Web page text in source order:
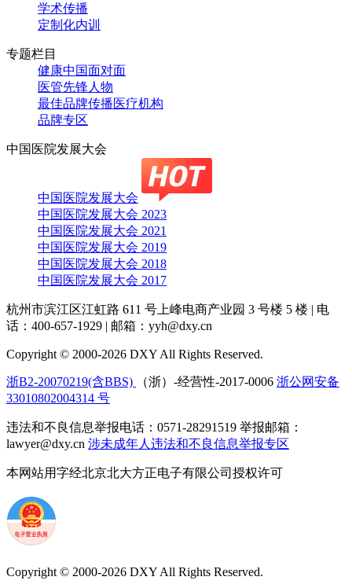
学术传播
定制化内训
专题栏目
健康中国面对面
医管先锋人物
最佳品牌传播医疗机构
品牌专区
中国医院发展大会
中国医院发展大会
中国医院发展大会 2023
中国医院发展大会 2021
中国医院发展大会 2019
中国医院发展大会 2018
中国医院发展大会 2017
杭州市滨江区江虹路 611 号上峰电商产业园 3 号楼 5 楼 | 电
话：400-657-1929 | 邮箱：yyh@dxy.cn
Copyright © 2000-2026 DXY All Rights Reserved.
浙B2-20070219(含BBS) （浙）-经营性-2017-0006 浙公网安备
33010802004314 号
违法和不良信息举报电话：0571-28291519 举报邮箱：
lawyer@dxy.cn 涉未成年人违法和不良信息举报专区
本网站用字经北京北大方正电子有限公司授权许可
Copyright © 2000-2026 DXY All Rights Reserved.